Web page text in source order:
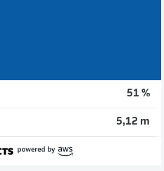
51 %
5,12 m